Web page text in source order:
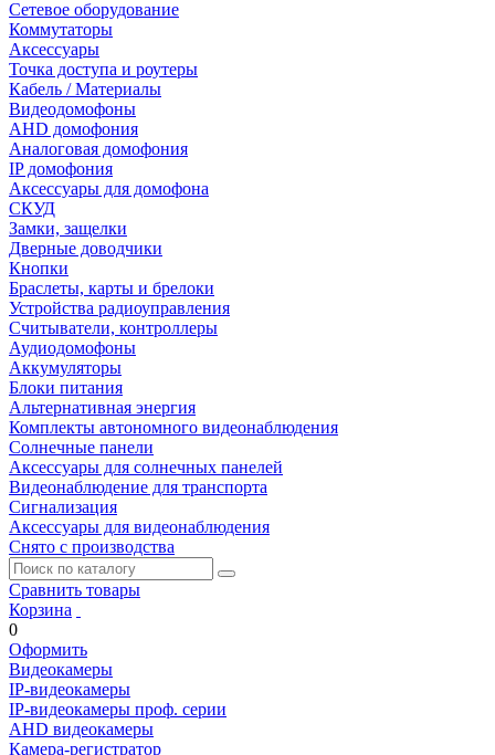
Сетевое оборудование
Коммутаторы
Аксессуары
Точка доступа и роутеры
Кабель / Материалы
Видеодомофоны
AHD домофония
Аналоговая домофония
IP домофония
Аксессуары для домофона
СКУД
Замки, защелки
Дверные доводчики
Кнопки
Браслеты, карты и брелоки
Устройства радиоуправления
Считыватели, контроллеры
Аудиодомофоны
Аккумуляторы
Блоки питания
Альтернативная энергия
Комплекты автономного видеонаблюдения
Солнечные панели
Аксессуары для солнечных панелей
Видеонаблюдение для транспорта
Сигнализация
Аксессуары для видеонаблюдения
Снято с производства
Сравнить товары
Корзина
0
Оформить
Видеокамеры
IP-видеокамеры
IP-видеокамеры проф. серии
AHD видеокамеры
Камера-регистратор